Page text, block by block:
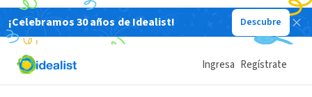
¡Celebramos 30 años de Idealist! Descubre
Ingresa Regístrate
ORGANIZACIÓN SIN FIN DE LUCRO
SOLA—School of Leadership,
Afghanistan